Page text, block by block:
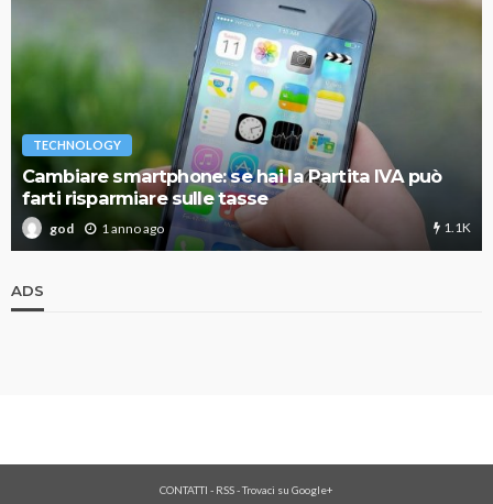
TECHNOLOGY
Cambiare smartphone: se hai la Partita IVA può
farti risparmiare sulle tasse
god 1 anno ago 1.1K
ADS
CONTATTI - RSS-Trovaci su Google+